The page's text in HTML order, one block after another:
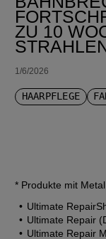
ZU 10
1/6/2026
HAARPFLEGE
* Produkte mit
Ultimate
Ultimate Repair
Ultimate Repair